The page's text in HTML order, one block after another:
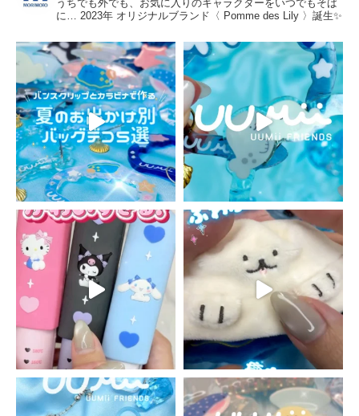
うちでも外でも、お気に入りのキャラクターをいつでもそば
に… 2023年 オリジナルブランド〈 Pomme des Lily 〉誕生✨